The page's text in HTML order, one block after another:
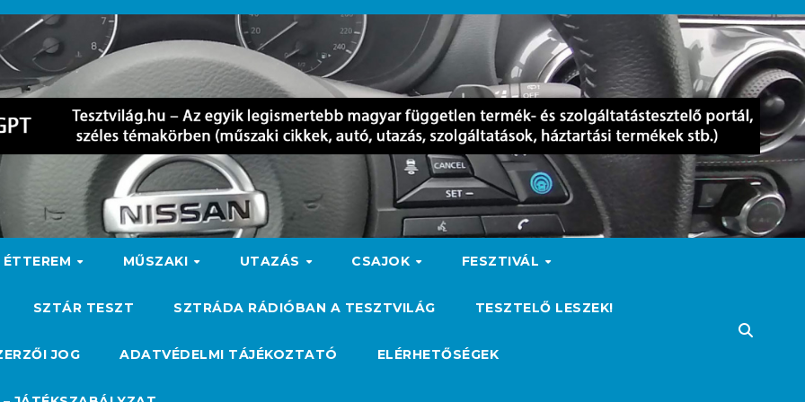
ÉTTEREM MŰSZAKI UTAZÁS CSAJOK FESZTIVÁL
SZTÁR TESZT SZTRÁDA RÁDIÓBAN A TESZTVILÁG TESZTELŐ LESZEK!
JOG ADATVÉDELMI TÁJÉKOZTATÓ ELÉRHETŐSÉGEK